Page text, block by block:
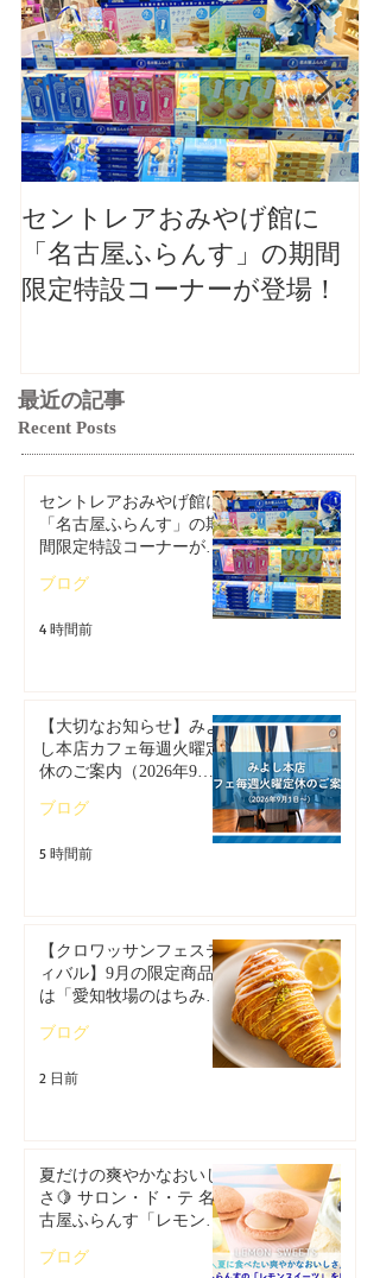
セントレアおみやげ館に
「名古屋ふらんす」の期間
限定特設コーナーが登場！
最近の記事
Recent Posts
セントレアおみやげ館に
「名古屋ふらんす」の期
間限定特設コーナーが登
ブログ
4 時間前
【大切なお知らせ】みよ
し本店カフェ毎週火曜定
休のご案内（2026年9月1
ブログ
5 時間前
【クロワッサンフェステ
ィバル】9月の限定商品
は「愛知牧場のはちみつ
ン」🥐🍋
ブログ
2 日前
夏だけの爽やかなおいし
さ🍋 サロン・ド・テ 名
古屋ふらんす「レモンス
ブログ